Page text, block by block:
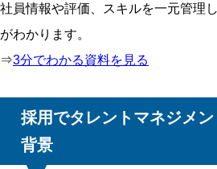
社員情報や評価、スキルを一元管理
がわかります。
⇒3分でわかる資料を見る
採用でタレントマネジメ
背景